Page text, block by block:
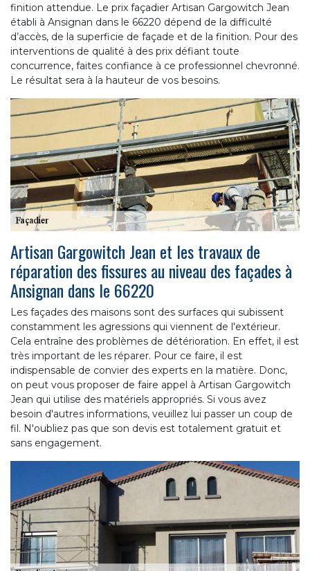
finition attendue. Le prix façadier Artisan Gargowitch Jean
établi à Ansignan dans le 66220 dépend de la difficulté
d’accès, de la superficie de façade et de la finition. Pour des
interventions de qualité à des prix défiant toute
concurrence, faites confiance à ce professionnel chevronné.
Le résultat sera à la hauteur de vos besoins.
Artisan Gargowitch Jean et les travaux de
réparation des fissures au niveau des façades à
Ansignan dans le 66220
Les façades des maisons sont des surfaces qui subissent
constamment les agressions qui viennent de l'extérieur.
Cela entraîne des problèmes de détérioration. En effet, il est
très important de les réparer. Pour ce faire, il est
indispensable de convier des experts en la matière. Donc,
on peut vous proposer de faire appel à Artisan Gargowitch
Jean qui utilise des matériels appropriés. Si vous avez
besoin d'autres informations, veuillez lui passer un coup de
fil. N'oubliez pas que son devis est totalement gratuit et
sans engagement.